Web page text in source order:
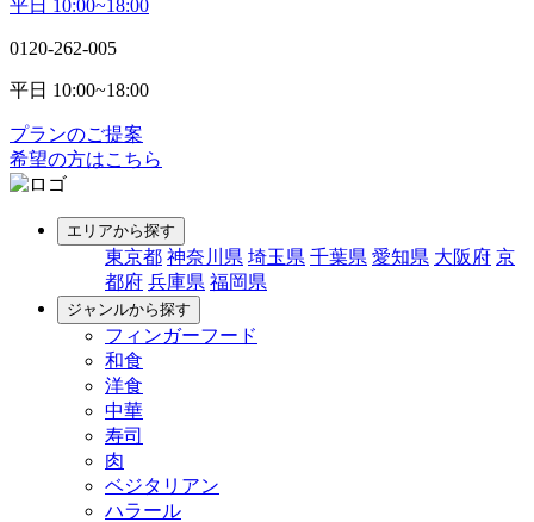
平日 10:00~18:00
0120-262-005
平日 10:00~18:00
プランのご提案
希望の方はこちら
エリアから探す
東京都 神奈川県 埼玉県 千葉県 愛知県 大阪府 京
都府 兵庫県 福岡県
ジャンルから探す
フィンガーフード
和食
洋食
中華
寿司
肉
ベジタリアン
ハラール